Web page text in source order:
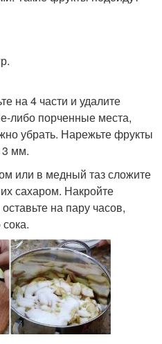
на 4 части и удалите
либо порченные места,
убрать. Нарежьте фрукты
3 мм.
или в медный таз сложите
сахаром. Накройте
на пару часов,